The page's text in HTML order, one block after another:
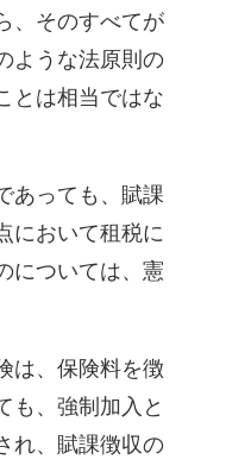
、そのすべてが
ような法原則の
とは相当ではな
あっても、賦課
において租税に
については、憲
は、保険料を徴
も、強制加入と
れ、賦課徴収の